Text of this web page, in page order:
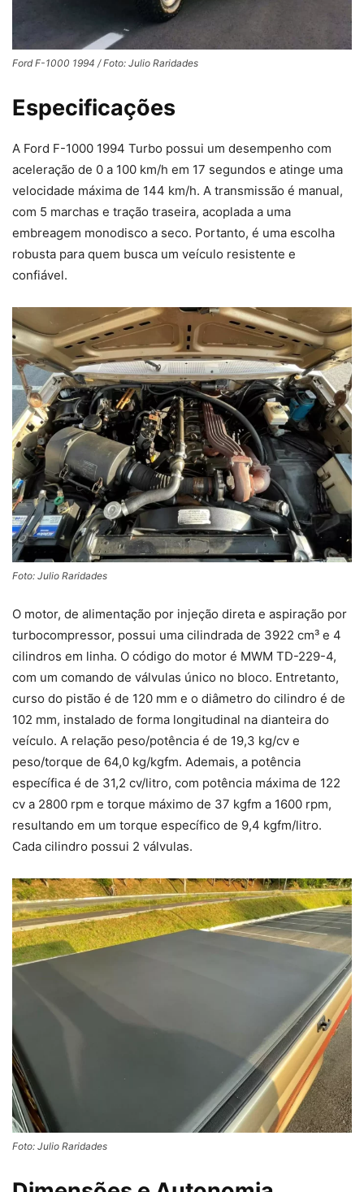
Ford F-1000 1994 / Foto: Julio Raridades
Especificações
A Ford F-1000 1994 Turbo possui um desempenho com
aceleração de 0 a 100 km/h em 17 segundos e atinge uma
velocidade máxima de 144 km/h. A transmissão é manual,
com 5 marchas e tração traseira, acoplada a uma
embreagem monodisco a seco. Portanto, é uma escolha
robusta para quem busca um veículo resistente e
confiável.
Foto: Julio Raridades
O motor, de alimentação por injeção direta e aspiração por
turbocompressor, possui uma cilindrada de 3922 cm³ e 4
cilindros em linha. O código do motor é MWM TD-229-4,
com um comando de válvulas único no bloco. Entretanto,
curso do pistão é de 120 mm e o diâmetro do cilindro é de
102 mm, instalado de forma longitudinal na dianteira do
veículo. A relação peso/potência é de 19,3 kg/cv e
peso/torque de 64,0 kg/kgfm. Ademais, a potência
específica é de 31,2 cv/litro, com potência máxima de 122
cv a 2800 rpm e torque máximo de 37 kgfm a 1600 rpm,
resultando em um torque específico de 9,4 kgfm/litro.
Cada cilindro possui 2 válvulas.
Foto: Julio Raridades